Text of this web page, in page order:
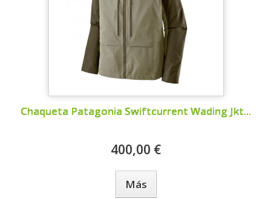
Chaqueta Patagonia Swiftcurrent Wading Jkt...
400,00 €
Más